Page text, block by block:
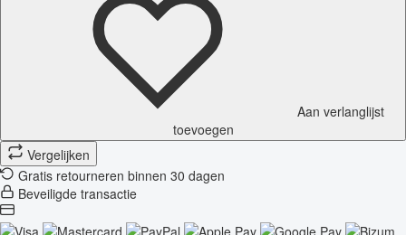
Aan verlanglijst
toevoegen
Vergelijken
Gratis retourneren binnen 30 dagen
Beveiligde transactie